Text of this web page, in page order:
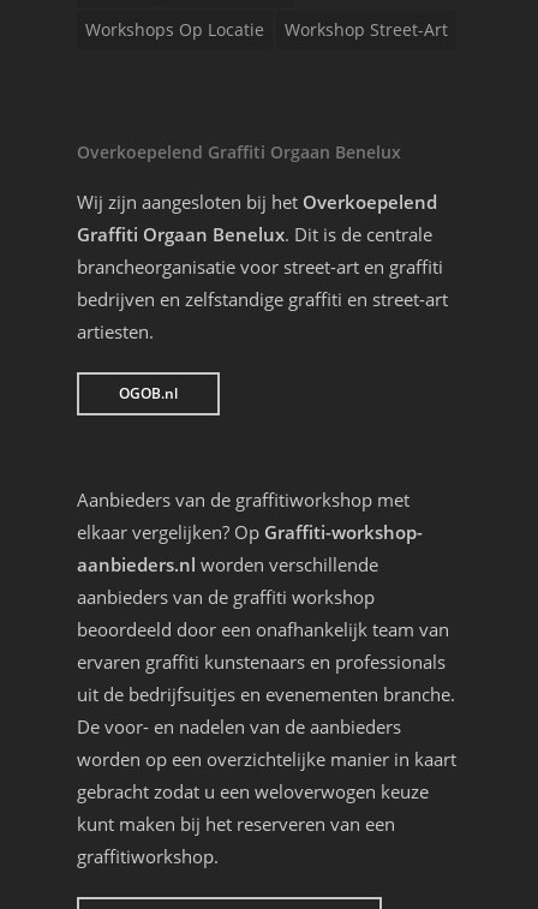
Workshops Op Locatie
Workshop Street-Art
Overkoepelend Graffiti Orgaan Benelux
Wij zijn aangesloten bij het Overkoepelend
Graffiti Orgaan Benelux. Dit is de centrale
brancheorganisatie voor street-art en graffiti
bedrijven en zelfstandige graffiti en street-art
artiesten.
OGOB.nl
Aanbieders van de graffitiworkshop met
elkaar vergelijken? Op Graffiti-workshop-
aanbieders.nl worden verschillende
aanbieders van de graffiti workshop
beoordeeld door een onafhankelijk team van
ervaren graffiti kunstenaars en professionals
uit de bedrijfsuitjes en evenementen branche.
De voor- en nadelen van de aanbieders
worden op een overzichtelijke manier in kaart
gebracht zodat u een weloverwogen keuze
kunt maken bij het reserveren van een
graffitiworkshop.